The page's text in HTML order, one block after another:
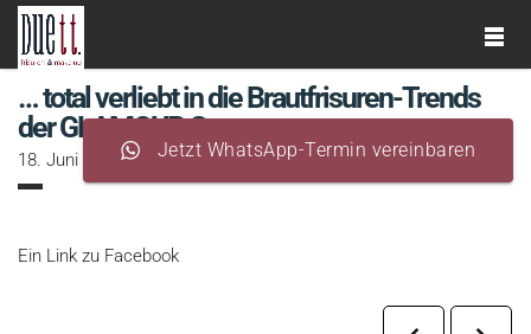
… total verliebt in die Brautfrisuren-Trends
der GLAMOUR Germany
18. Juni 2018 / author:Bianka Anielski / Category:Produkte /
Ein Link zu Facebook
Jetzt WhatsApp-Termin vereinbaren